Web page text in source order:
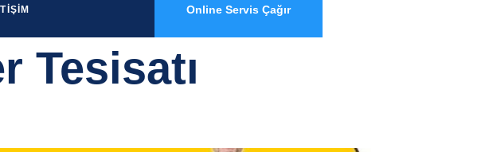
Online Servis Çağır
Tesisatı